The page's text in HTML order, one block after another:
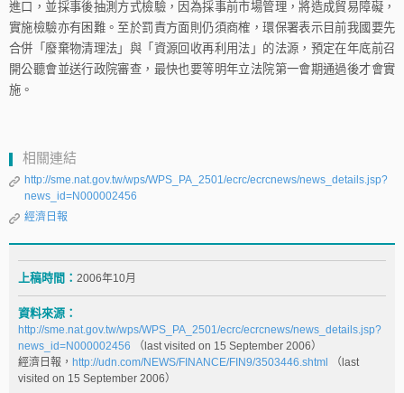
進口，並採事後抽測方式檢驗，因為採事前市場管理，將造成貿易障礙，
實施檢驗亦有困難。至於罰責方面則仍須商榷，環保署表示目前我國要先
合併「廢棄物清理法」與「資源回收再利用法」的法源，預定在年底前召
開公聽會並送行政院審查，最快也要等明年立法院第一會期通過後才會實
施。
相關連結
http://sme.nat.gov.tw/wps/WPS_PA_2501/ecrc/ecrcnews/news_details.jsp?
news_id=N000002456
經濟日報
上稿時間： 2006年10月
資料來源：
http://sme.nat.gov.tw/wps/WPS_PA_2501/ecrc/ecrcnews/news_details.jsp?
news_id=N000002456
（last visited on 15 September 2006）
經濟日報， http://udn.com/NEWS/FINANCE/FIN9/3503446.shtml
（last
visited on 15 September 2006）